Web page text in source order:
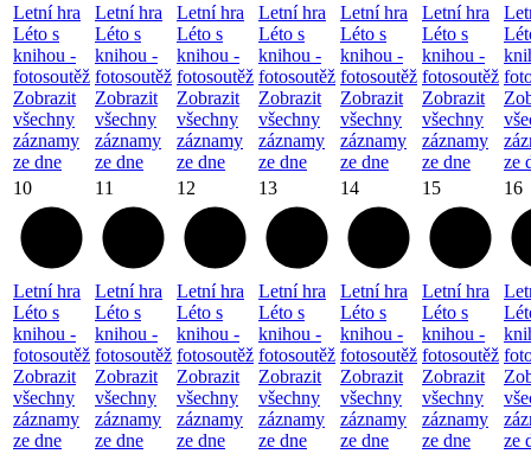
Letní hra
Léto s
knihou -
fotosoutěž
Zobrazit
všechny
záznamy
ze dne
Letní hra
Léto s
knihou -
fotosoutěž
Zobrazit
všechny
záznamy
ze dne
Letní hra
Léto s
knihou -
fotosoutěž
Zobrazit
všechny
záznamy
ze dne
Letní hra
Léto s
knihou -
fotosoutěž
Zobrazit
všechny
záznamy
ze dne
Letní hra
Léto s
knihou -
fotosoutěž
Zobrazit
všechny
záznamy
ze dne
Letní hra
Léto s
knihou -
fotosoutěž
Zobrazit
všechny
záznamy
ze dne
ze
10
Letní hra
Léto s
knihou -
fotosoutěž
Zobrazit
všechny
záznamy
ze dne
11
Letní hra
Léto s
knihou -
fotosoutěž
Zobrazit
všechny
záznamy
ze dne
12
Letní hra
Léto s
knihou -
fotosoutěž
Zobrazit
všechny
záznamy
ze dne
13
Letní hra
Léto s
knihou -
fotosoutěž
Zobrazit
všechny
záznamy
ze dne
14
Letní hra
Léto s
knihou -
fotosoutěž
Zobrazit
všechny
záznamy
ze dne
15
Letní hra
Léto s
knihou -
fotosoutěž
Zobrazit
všechny
záznamy
ze dne
16
ze